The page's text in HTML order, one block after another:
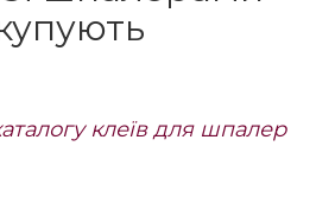
клеїв для шпалер